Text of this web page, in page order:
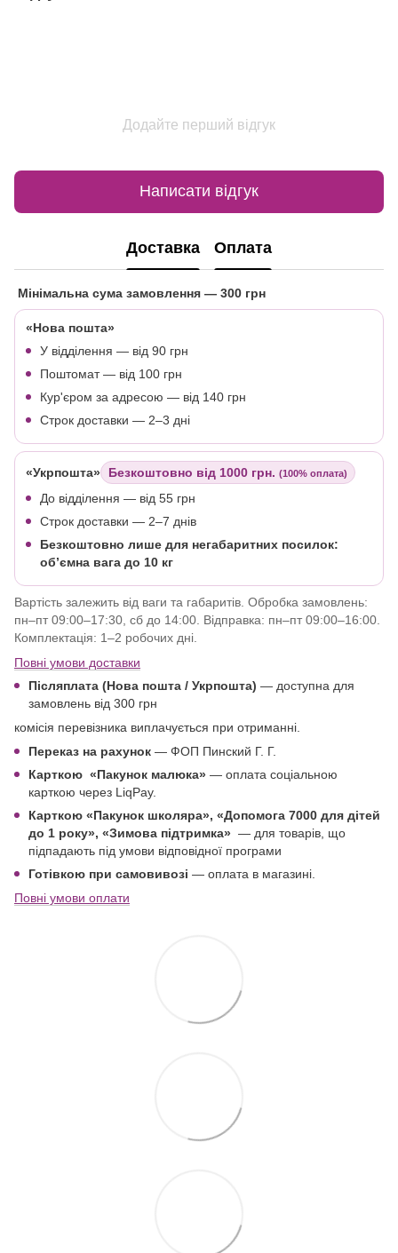
Додайте перший відгук
Написати відгук
Доставка Оплата
Мінімальна сума замовлення — 300 грн
«Нова пошта»
У відділення — від 90 грн
Поштомат — від 100 грн
Кур'єром за адресою — від 140 грн
Строк доставки — 2–3 дні
«Укрпошта» Безкоштовно від 1000 грн. (100% оплата)
До відділення — від 55 грн
Строк доставки — 2–7 днів
Безкоштовно лише для негабаритних посилок:
об’ємна вага до 10 кг
Вартість залежить від ваги та габаритів. Обробка замовлень:
пн–пт 09:00–17:30, сб до 14:00. Відправка: пн–пт 09:00–16:00.
Комплектація: 1–2 робочих дні.
Повні умови доставки
Післяплата (Нова пошта / Укрпошта) — доступна для
замовлень від 300 грн
комісія перевізника виплачується при отриманні.
Переказ на рахунок — ФОП Пинский Г. Г.
Карткою «Пакунок малюка» — оплата соціальною
карткою через LiqPay.
Карткою «Пакунок школяра», «Допомога 7000 для дітей
до 1 року», «Зимова підтримка» — для товарів, що
підпадають під умови відповідної програми
Готівкою при самовивозі — оплата в магазині.
Повні умови оплати